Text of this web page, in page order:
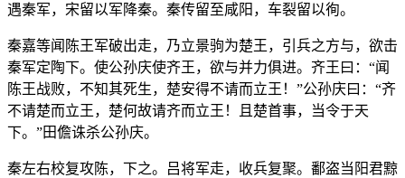
遇秦军，宋留以军降秦。秦传留至咸阳，车裂留以徇。
秦嘉等闻陈王军破出走，乃立景驹为楚王，引兵之方与，欲击
秦军定陶下。使公孙庆使齐王，欲与并力俱进。齐王曰：“闻
陈王战败，不知其死生，楚安得不请而立王！”公孙庆曰：“齐
不请楚而立王，楚何故请齐而立王！且楚首事，当令于天
下。”田儋诛杀公孙庆。
秦左右校复攻陈，下之。吕将军走，收兵复聚。鄱盗当阳君黥